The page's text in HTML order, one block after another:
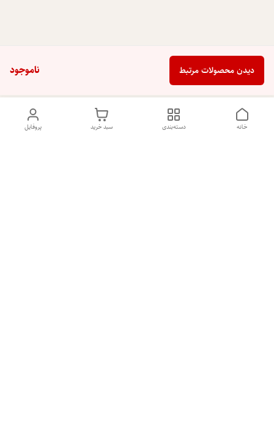
ناموجود دیدن محصولات مرتبط
پروفایل سبد خرید دسته‌بندی خانه